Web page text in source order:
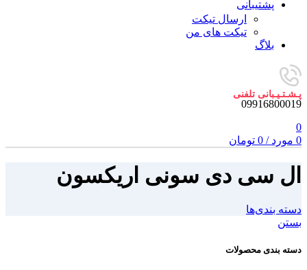
پشتیبانی
ارسال تیکت
تیکت های من
بلاگ
پـشـتـیـبانی تلفنی
09916800019
0
0 مورد /
0 تومان
ال سی دی سونی اریکسون
دسته بندی‌ها
بستن
دسته بندی محصولات